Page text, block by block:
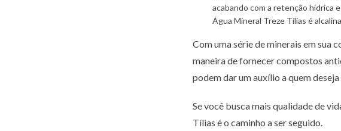
acabando com a retenção hídrica
Água Mineral Treze Tílias é
Com uma série de minerais em sua
maneira de fornecer compostos
podem dar um auxílio a quem
Se você busca mais qualidade de
Tílias é o caminho a ser seguido.